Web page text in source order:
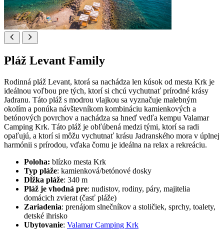
Pláž Levant Family
Rodinná pláž Levant, ktorá sa nachádza len kúsok od mesta Krk je
ideálnou voľbou pre tých, ktorí si chcú vychutnať prírodné krásy
Jadranu. Táto pláž s modrou vlajkou sa vyznačuje malebným
okolím a ponúka návštevníkom kombináciu kamienkových a
betónových povrchov a nachádza sa hneď vedľa kempu Valamar
Camping Krk. Táto pláž je obľúbená medzi tými, ktorí sa radi
opaľujú, a ktorí si môžu vychutnať krásu Jadranského mora v úplnej
harmónii s prírodou, vďaka čomu je ideálna na relax a rekreáciu.
Poloha: blízko mesta Krk
Typ pláže: kamienková/betónové dosky
Dĺžka pláže: 340 m
Pláž je vhodná pre: nudistov, rodiny, páry, majitelia
domácich zvierat (časť pláže)
Zariadenia: prenájom slnečníkov a stoličiek, sprchy, toalety,
detské ihrisko
Ubytovanie: Valamar Camping Krk